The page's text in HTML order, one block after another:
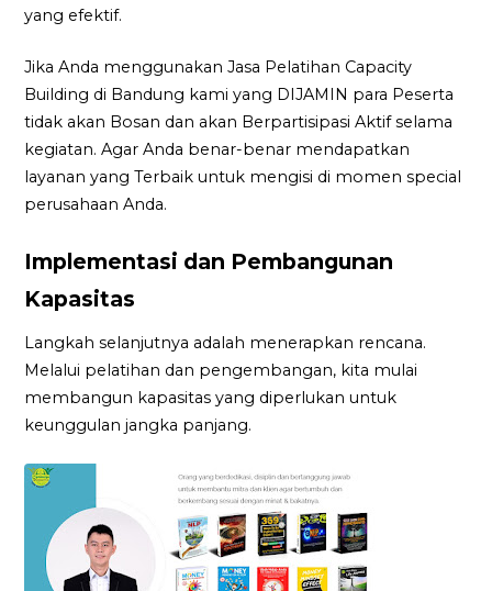
yang efektif.
Jika Anda menggunakan Jasa Pelatihan Capacity
Building di Bandung kami yang DIJAMIN para Peserta
tidak akan Bosan dan akan Berpartisipasi Aktif selama
kegiatan. Agar Anda benar-benar mendapatkan
layanan yang Terbaik untuk mengisi di momen special
perusahaan Anda.
Implementasi dan Pembangunan
Kapasitas
Langkah selanjutnya adalah menerapkan rencana.
Melalui pelatihan dan pengembangan, kita mulai
membangun kapasitas yang diperlukan untuk
keunggulan jangka panjang.